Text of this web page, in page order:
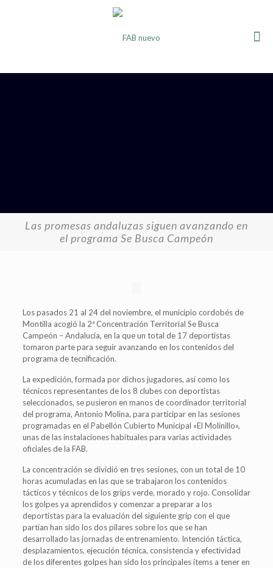
Las promesas andaluzas siguen avanzando en
el programa Se Busca Campeón
Los pasados 21 al 24 del noviembre, el municipio cordobés de
Montilla acogió la 2ª Concentración Territorial Se Busca
Campeón – Andalucía, en la que un total de 17 deportistas
tomaron parte para seguir avanzando en los contenidos del
programa de tecnificación.
La expedición, formada por dichos jugadores, así como los
técnicos representantes de los 8 clubes con deportistas
seleccionados, se pusieron en manos de coordinador territorial
del programa, Antonio Molina, para participar en las sesiones
programadas en el Pabellón Cubierto Municipal «El Molinillo»,
unas de las instalaciones habituales para varias actividades
oficiales de la FAB.
La concentración se dividió en tres sesiones, con un total de 10
horas acumuladas en las que se trabajaron los contenidos
tácticos y técnicos de los grips verde, morado y rojo. Consolidar
los golpes ya aprendidos y comenzar a preparar a los
deportistas para la evaluación del siguiente grip con el que
partían han sido los dos pilares sobre los que se han
desarrollado las jornadas de entrenamiento. Intención táctica,
desplazamientos, ejecución técnica, consistencia y efectividad
de los diferentes golpes han sido los principales ítems a tener en